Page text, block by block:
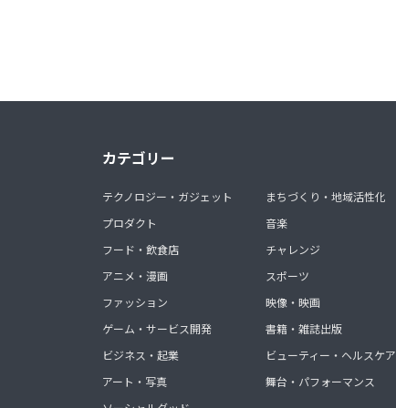
カテゴリー
テクノロジー・ガジェット
プロダクト
フード・飲食店
アニメ・漫画
ファッション
ゲーム・サービス開発
ビジネス・起業
アート・写真
まちづくり・地域活性化
音楽
チャレンジ
スポーツ
映像・映画
書籍・雑誌出版
ビューティー・ヘルスケア
舞台・パフォーマンス